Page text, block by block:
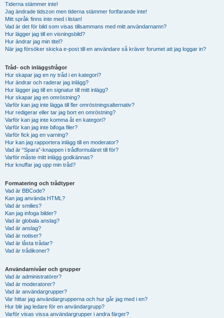
Tiderna stämmer inte!
Jag ändrade tidszon men tiderna stämmer fortfarande inte!
Mitt språk finns inte med i listan!
Vad är det för bild som visas tillsammans med mitt användarnamn?
Hur lägger jag till en visningsbild?
Hur ändrar jag min titel?
När jag försöker skicka e-post till en användare så kräver forumet att jag loggar in?
Tråd- och inläggsfrågor
Hur skapar jag en ny tråd i en kategori?
Hur ändrar och raderar jag inlägg?
Hur lägger jag till en signatur till mitt inlägg?
Hur skapar jag en omröstning?
Varför kan jag inte lägga till fler omröstningsalternativ?
Hur redigerar eller tar jag bort en omröstning?
Varför kan jag inte komma åt en kategori?
Varför kan jag inte bifoga filer?
Varför fick jag en varning?
Hur kan jag rapportera inlägg till en moderator?
Vad är “Spara”-knappen i trådformuläret till för?
Varför måste mitt inlägg godkännas?
Hur knuffar jag upp min tråd?
Formatering och trådtyper
Vad är BBCode?
Kan jag använda HTML?
Vad är smilies?
Kan jag infoga bilder?
Vad är globala anslag?
Vad är anslag?
Vad är notiser?
Vad är låsta trådar?
Vad är trådikoner?
Användarnivåer och grupper
Vad är administratörer?
Vad är moderatorer?
Vad är användargrupper?
Var hittar jag användargrupperna och hur går jag med i en?
Hur blir jag ledare för en användargrupp?
Varför visas vissa användargrupper i andra färger?